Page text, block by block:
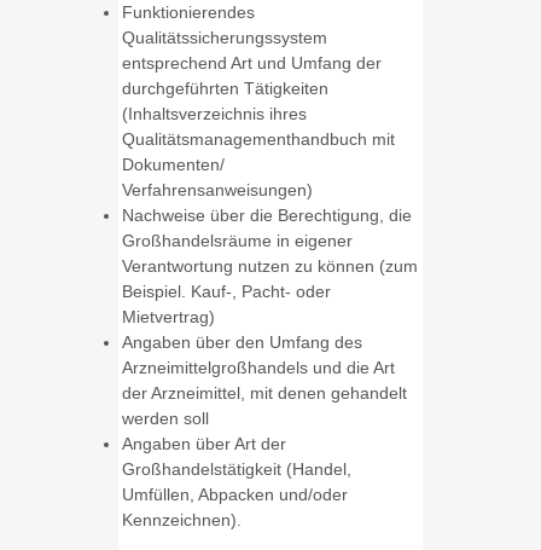
Funktionierendes
Qualitätssicherungssystem
entsprechend Art und Umfang der
durchgeführten Tätigkeiten
(Inhaltsverzeichnis ihres
Qualitätsmanagementhandbuch mit
Dokumenten/
Verfahrensanweisungen)
Nachweise über die Berechtigung, die
Großhandelsräume in eigener
Verantwortung nutzen zu können (zum
Beispiel. Kauf-, Pacht- oder
Mietvertrag)
Angaben über den Umfang des
Arzneimittelgroßhandels und die Art
der Arzneimittel, mit denen gehandelt
werden soll
Angaben über Art der
Großhandelstätigkeit (Handel,
Umfüllen, Abpacken und/oder
Kennzeichnen).